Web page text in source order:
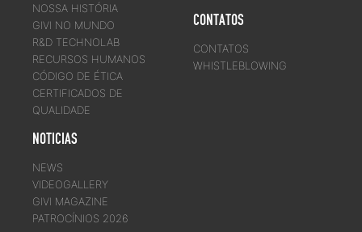
NOSSA HISTÓRIA
GIVI NO MUNDO
R&D TECHNOLAB
RECURSOS HUMANOS
CÓDIGO DE ÉTICA
CERTIFICADOS DE
QUALIDADE
NOTICIAS
NEWS
VIDEOGALLERY
GIVI MAGAZINE
PATROCÍNIOS 2026
CONTATOS
CONTATOS
WHISTLEBLOWING